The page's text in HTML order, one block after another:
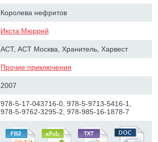
Королева нефритов
Икста Мюррей
АСТ, АСТ Москва, Хранитель, Харвест
Прочие приключения
2007
978-5-17-043716-0, 978-5-9713-5416-1,
978-5-9762-3295-2, 978-985-16-1878-7